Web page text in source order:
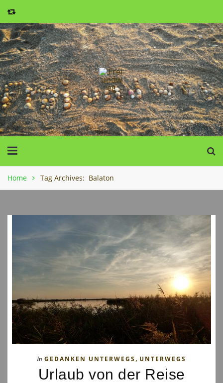
Home Tag Archives: Balaton
In GEDANKEN UNTERWEGS, UNTERWEGS
Urlaub von der Reise